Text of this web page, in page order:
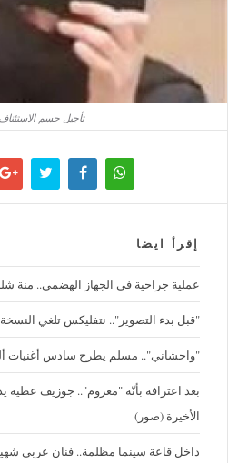
تأجيل حسم
إقرأ ايضا
عملية جراحية في الجهاز الهضمي.. منة
"قبل بدء التصوير".. نتفليكس تلغي النسخة
"واحشاني".. مسلم يطرح سادس أغنيات
بعد اعترافه بأنّه "مغروم".. جوزيف عطية
الأخيرة (صور)